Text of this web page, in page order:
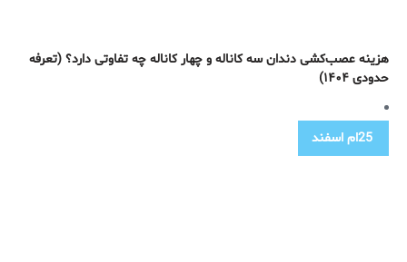
هزینه عصب‌کشی دندان سه کاناله و چهار کاناله چه تفاوتی دارد؟ (تعرفه
حدودی ۱۴۰۴)
25ام اسفند